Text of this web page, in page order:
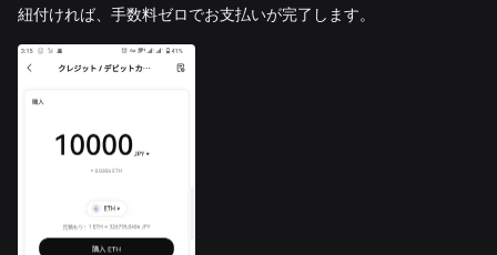
紐付ければ、手数料ゼロでお支払いが完了します。